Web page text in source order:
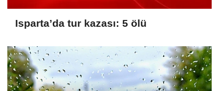
Isparta’da tur kazası: 5 ölü